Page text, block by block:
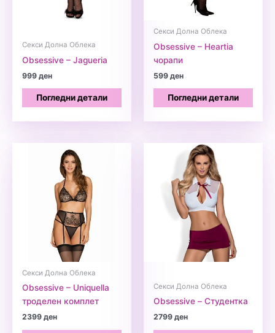
Секси Долна Облека
Obsessive – Jagueria
999ден
Погледни детали
Секси Долна Облека
Obsessive – Heartia
чорапи
599ден
Погледни детали
Секси Долна Облека
Obsessive – Uniquella
троделен комплет
2399ден
Секси Долна Облека
Obsessive – Студентка
2799ден